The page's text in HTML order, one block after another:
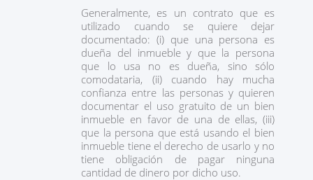
Generalmente, es un contrato que es
utilizado cuando se quiere dejar
documentado: (i) que una persona es
dueña del inmueble y que la persona
que lo usa no es dueña, sino sólo
comodataria, (ii) cuando hay mucha
confianza entre las personas y quieren
documentar el uso gratuito de un bien
inmueble en favor de una de ellas, (iii)
que la persona que está usando el bien
inmueble tiene el derecho de usarlo y no
tiene obligación de pagar ninguna
cantidad de dinero por dicho uso.